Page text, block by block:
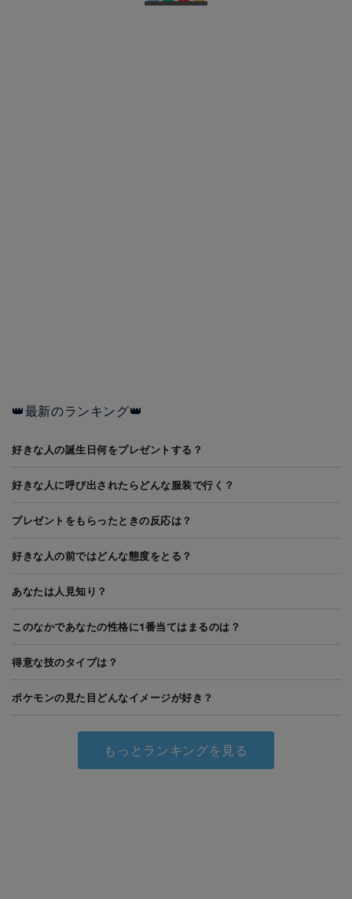
👑最新のランキング👑
好きな人の誕生日何をプレゼントする？
好きな人に呼び出されたらどんな服装で行く？
プレゼントをもらったときの反応は？
好きな人の前ではどんな態度をとる？
あなたは人見知り？
このなかであなたの性格に1番当てはまるのは？
得意な技のタイプは？
ポケモンの見た目どんなイメージが好き？
もっとランキングを見る